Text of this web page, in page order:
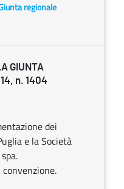
regionale
GIUNTA
n. 1404
dei
e la Società